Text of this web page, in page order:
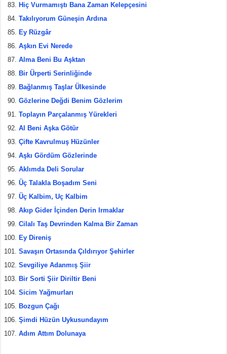
Hiç Vurmamıştı Bana Zaman Kelepçesini
Takılıyorum Güneşin Ardına
Ey Rüzgâr
Aşkın Evi Nerede
Alma Beni Bu Aşktan
Bir Ürperti Serinliğinde
Bağlanmış Taşlar Ülkesinde
Gözlerine Değdi Benim Gözlerim
Toplayın Parçalanmış Yürekleri
Al Beni Aşka Götür
Çifte Kavrulmuş Hüzünler
Aşkı Gördüm Gözlerinde
Aklımda Deli Sorular
Üç Talakla Boşadım Seni
Üç Kalbim, Uç Kalbim
Akıp Gider İçinden Derin Irmaklar
Cilalı Taş Devrinden Kalma Bir Zaman
Ey Direniş
Savaşın Ortasında Çıldırıyor Şehirler
Sevgiliye Adanmış Şiir
Bir Sorti Şiir Diriltir Beni
Sicim Yağmurları
Bozgun Çağı
Şimdi Hüzün Uykusundayım
Adım Attım Dolunaya